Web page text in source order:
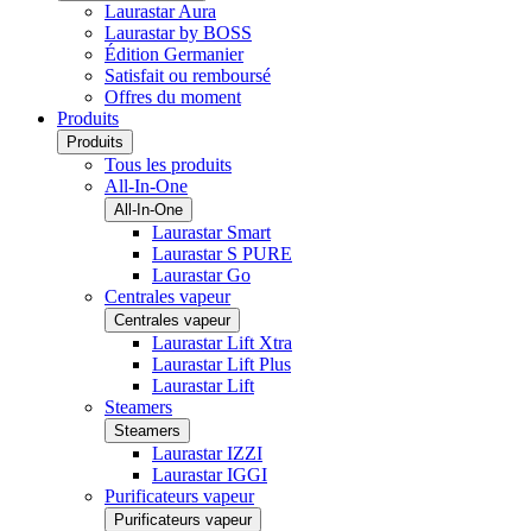
Laurastar Aura
Laurastar by BOSS
Édition Germanier
Satisfait ou remboursé
Offres du moment
Produits
Produits
Tous les produits
All-In-One
All-In-One
Laurastar Smart
Laurastar S PURE
Laurastar Go
Centrales vapeur
Centrales vapeur
Laurastar Lift Xtra
Laurastar Lift Plus
Laurastar Lift
Steamers
Steamers
Laurastar IZZI
Laurastar IGGI
Purificateurs vapeur
Purificateurs vapeur